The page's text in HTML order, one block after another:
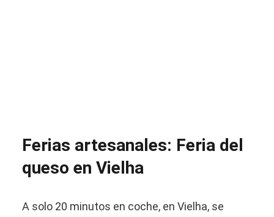
Ferias artesanales: Feria del
queso en Vielha
A solo 20 minutos en coche, en Vielha, se